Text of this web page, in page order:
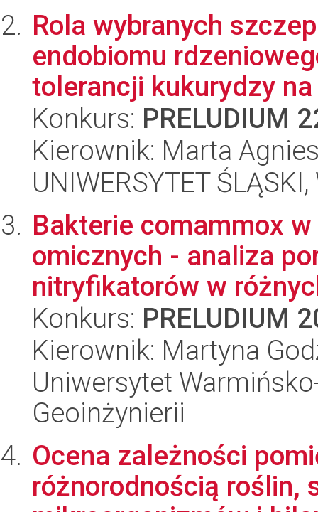
Rola wybranych
endobiomu
tolerancji kukurydzy
Konkurs: PRELUDIUM
Kierownik: Marta
UNIWERSYTET
Bakterie comammox
omicznych - analiza
nitryfikatorów w
Konkurs: PRELUDIUM
Kierownik: Martyna
Uniwersytet
Geoinżynierii
Ocena zależności
różnorodnością roślin,